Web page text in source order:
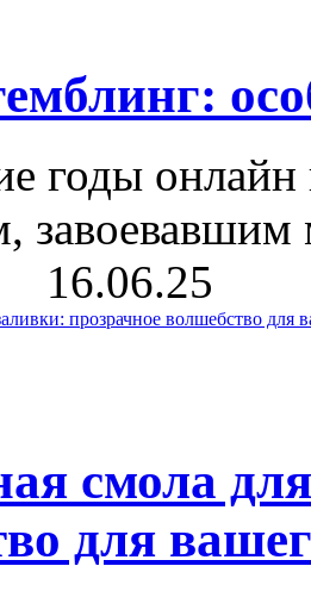
годы
16.06.25
смола
для